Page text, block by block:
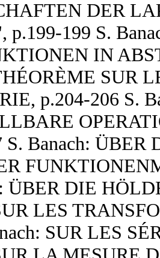
DER
p.199-199 S.
IN
SUR
p.204-206 S.
S. Banach:
ÜBER DIE
LES
SUR LES